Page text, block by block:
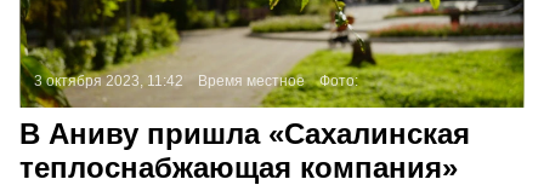
3 октября 2023, 11:42 Время местное Фото:
В Аниву пришла «Сахалинская
теплоснабжающая компания»